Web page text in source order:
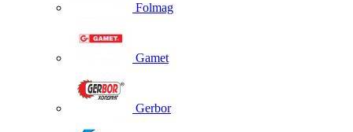
Folmag
Gamet
Gerbor